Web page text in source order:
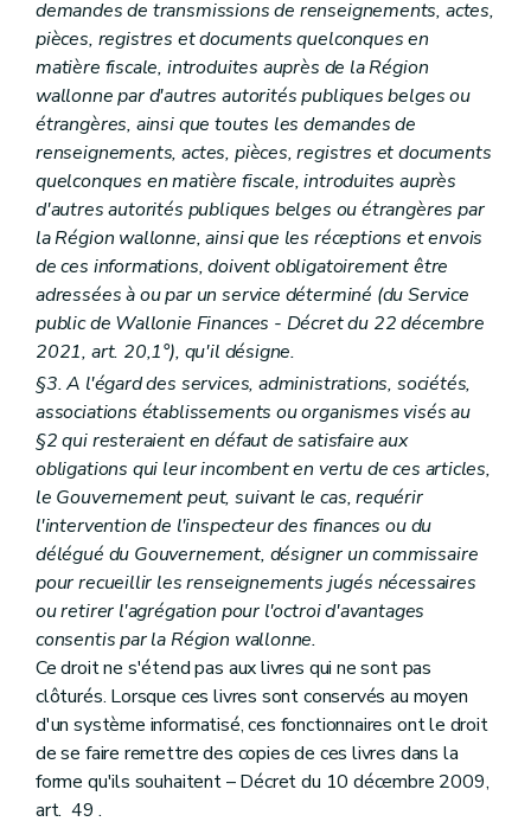
demandes de transmissions de renseignements, actes,
pièces, registres et documents quelconques en
matière fiscale, introduites auprès de la Région
wallonne par d'autres autorités publiques belges ou
étrangères, ainsi que toutes les demandes de
renseignements, actes, pièces, registres et documents
quelconques en matière fiscale, introduites auprès
d'autres autorités publiques belges ou étrangères par
la Région wallonne, ainsi que les réceptions et envois
de ces informations, doivent obligatoirement être
adressées à ou par un service déterminé (du Service
public de Wallonie Finances - Décret du 22 décembre
2021, art. 20,1°), qu'il désigne.
§3. A l'égard des services, administrations, sociétés,
associations établissements ou organismes visés au
§2 qui resteraient en défaut de satisfaire aux
obligations qui leur incombent en vertu de ces articles,
le Gouvernement peut, suivant le cas, requérir
l'intervention de l'inspecteur des finances ou du
délégué du Gouvernement, désigner un commissaire
pour recueillir les renseignements jugés nécessaires
ou retirer l'agrégation pour l'octroi d'avantages
consentis par la Région wallonne.
Ce droit ne s'étend pas aux livres qui ne sont pas
clôturés. Lorsque ces livres sont conservés au moyen
d'un système informatisé, ces fonctionnaires ont le droit
de se faire remettre des copies de ces livres dans la
forme qu'ils souhaitent – Décret du 10 décembre 2009,
art. 49 .